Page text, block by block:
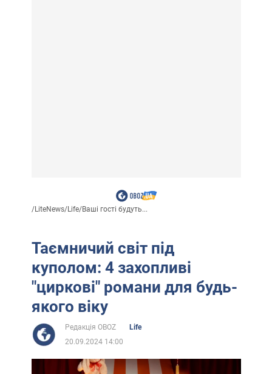
/LiteNews/Life/Ваші гості будуть...
Таємничий світ під
куполом: 4 захопливі
"циркові" романи для будь-
якого віку
Редакція OBOZ
Life
20.09.2024 14:00